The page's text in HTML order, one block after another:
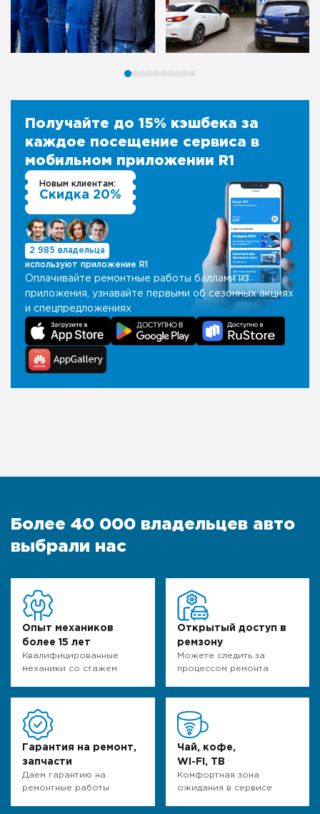
Получайте до 15% кэшбека за
каждое посещение сервиса в
мобильном приложении R1
Оплачивайте ремонтные работы баллами из
приложения, узнавайте первыми об сезонных акциях
и спецпредложениях
Новым клиентам:
Скидка 20%
2 985 владельца
используют приложение R1
Более 40 000 владельцев авто
выбрали нас
Опыт механиков
более 15 лет
Квалифицированные
механики со стажем
Открытый доступ в
ремзону
Можете следить за
процессом ремонта
Гарантия на ремонт,
запчасти
Даем гарантию на
ремонтные работы
Чай, кофе,
WI-FI, ТВ
Комфортная зона
ожидания в сервисе